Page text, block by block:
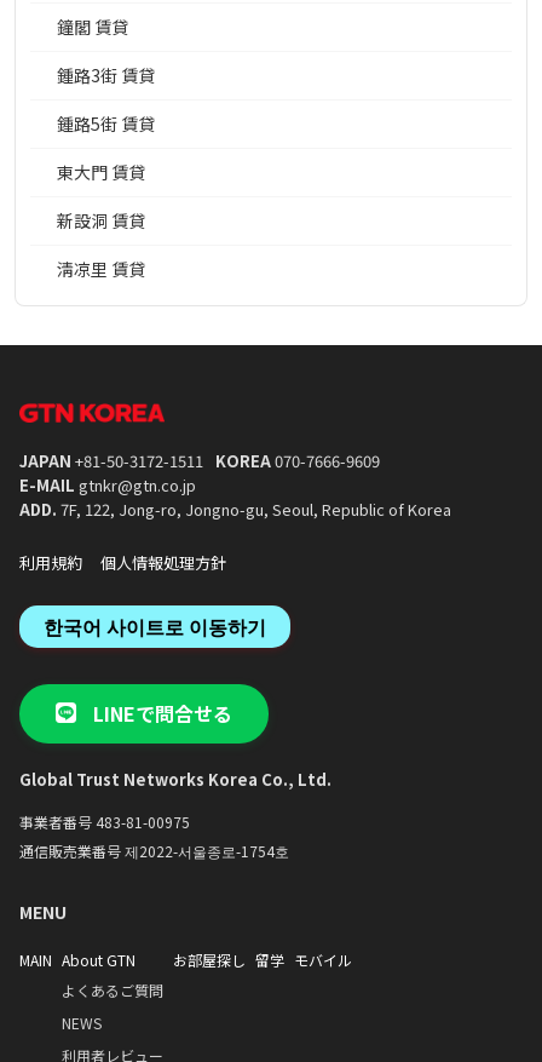
鐘閣 賃貸
鍾路3街 賃貸
鍾路5街 賃貸
東大門 賃貸
新設洞 賃貸
淸凉里 賃貸
JAPAN +81-50-3172-1511 KOREA070-7666-9609
E-MAIL gtnkr@gtn.co.jp
ADD. 7F, 122, Jong-ro, Jongno-gu, Seoul, Republic of Korea
利用規約 個人情報処理方針
한국어 사이트로 이동하기
LINEで問合せる
Global Trust Networks Korea Co., Ltd.
事業者番号 483-81-00975
通信販売業番号 제2022-서울종로-1754호
MENU
MAIN About GTN
よくあるご質問
NEWS
利用者レビュー
お部屋探し 留学 モバイル